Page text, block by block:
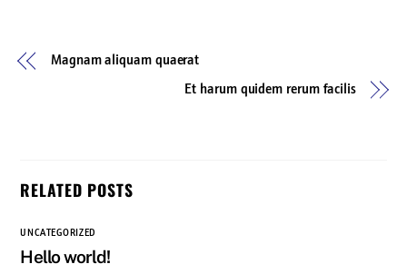
Magnam aliquam quaerat
Et harum quidem rerum facilis
RELATED POSTS
UNCATEGORIZED
Hello world!